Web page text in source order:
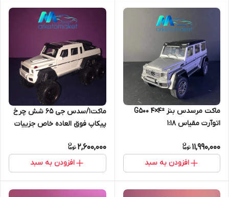
ماکت مرسدس بنز G500 4×4²
اتوآرت مقیاس ۱:۱۸
11,990,000
افزودن به سبد
ماکت۱/سدس جی 65 شش چرخ
پیکاپ فوق العاده خاص جزییات
2,600,000
افزودن به سبد